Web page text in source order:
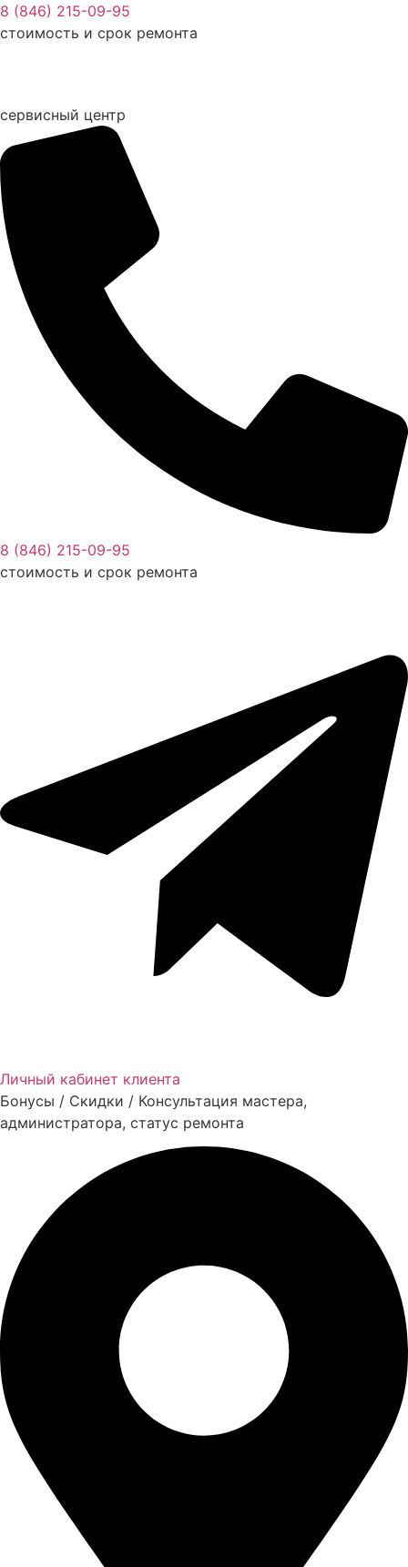
Перейти
к
8 (846) 215-09-95
стоимость и срок ремонта
сервисный центр
8 (846) 215-09-95
стоимость и срок ремонта
Личный кабинет клиента
Бонусы / Скидки / Консультация мастера,
администратора, статус ремонта